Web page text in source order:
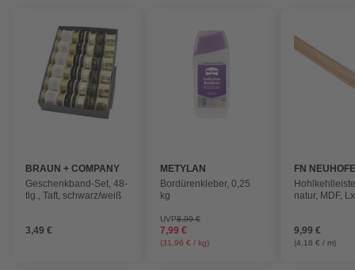
BRAUN + COMPANY
Geschenkband-Set, 48-
tlg., Taft, schwarz/weiß
3,49 €
METYLAN
Bordürenkleber, 0,25
kg
UVP8,99 €
7,99 €
(31,96 € / kg)
FN
natur, MDF,
9,99 €
(4,16 € / m)